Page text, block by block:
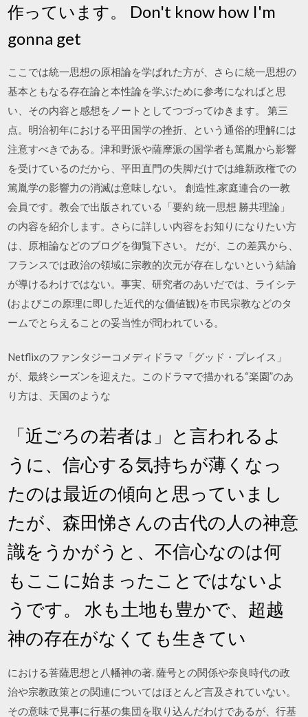
作っています。 Don't know how I'm
gonna get
ここでは統一思想の原相論を学ばれた方が、さらに統一思想の
基本ともなる存在論と本性論を学ぶために参考になればと思
い、その内容と感想をノートとしてつづってゆきます。 第三
点。明治初年における平田国学の挫折、という通俗的理解には
注意すべきである。津和野派や薩摩派の国学者も篤胤から影響
を受けているのだから、平田直門の失脚だけでは維新政権での
篤胤学の影響力の消滅は意味しない。 創造性,家庭連合の一教
会員です。教会で出版されている「要約 統一思想 勝共理論」
の内容を紹介します。さらに詳しい内容をお知りになりたい方
は、原相論などのブログを御覧下さい。 だが、この差異から、
フランスでは政治の領域に宗教的次元が存在しないという結論
が導けるわけではない。事実、研究者のあいだでは、ライシテ
(およびこの原理に即した近代的な価値観)を市民宗教などのタ
ームでとらえることの妥当性が問われている。
Netflixのファンタジーコメディドラマ「グッド・プレイス」
が、最終シーズンを迎えた。このドラマで描かれる“楽園”のあ
り方は、天国のような
「近ごろの若者は」と言われるよ
うに、信心する気持ちが薄くなっ
たのは最近の傾向と思っていまし
たが、森田悌さんの古代の人の神意
識をうかがうと、不信心なのは何
もここに始まったことではないよ
うです。 水も土地も豊かで、超越
神の存在がなくても生きてい
における菩薩思想と八幡神の著. 薩号との関係や奈良時代の政
治や宗教政策との関連についてはほとんど言及されていない。
その意味で見事に行基の集団を取り込んだわけであるが、行基